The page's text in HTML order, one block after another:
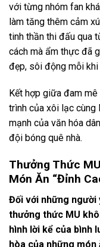
với từng nhóm fan
làm tăng thêm cảm
tinh thần thi đấu qua
cách mà ẩm thực đã
đẹp, sôi động mỗi khi
Kết hợp giữa đam
trình của xôi lạc cùng
mạnh của văn hóa
đội bóng quê nhà.
Thưởng Thức
Món Ăn “Đỉnh
Đối với những người
thưởng thức MU
hình lời kể của bình
hòa của những